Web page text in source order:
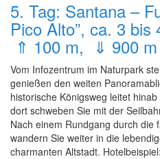
5. Tag: Santana –
Pico Alto”, ca. 3
⇑ 100 m, ⇓ 900 m
Vom Infozentrum im Naturpark
genießen den weiten
historische Königsweg leitet
dort schweben Sie mit der
Nach einem Rundgang durch die
wandern Sie weiter in die
charmanten Altstadt.